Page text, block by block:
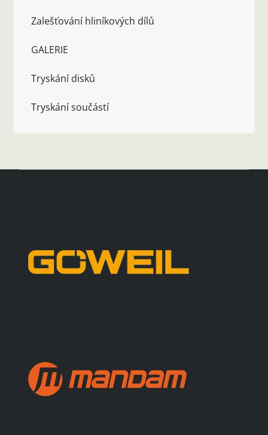
Zalešťování hliníkových dílů
GALERIE
Tryskání disků
Tryskání součástí